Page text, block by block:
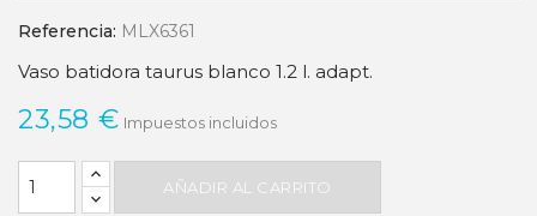
Referencia: MLX6361
Vaso batidora taurus blanco 1.2 l. adapt.
23,58 € Impuestos incluidos
AÑADIR AL CARRITO